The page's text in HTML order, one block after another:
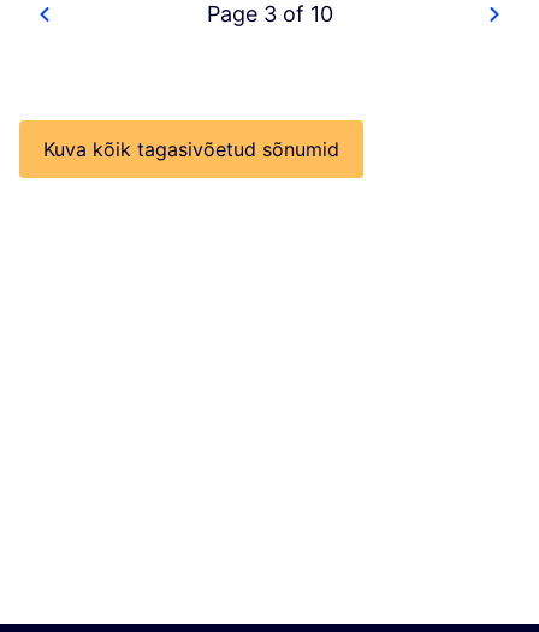
Page 3 of 10
Kuva kõik tagasivõetud sõnumid